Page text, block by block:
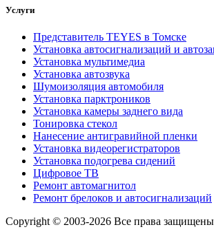
Услуги
Представитель TEYES в Томске
Установка автосигнализаций и
Установка мультимедиа
Установка автозвука
Шумоизоляция автомобиля
Установка парктроников
Установка камеры заднего вида
Тонировка стекол
Нанесение антигравийной пленки
Установка видеорегистраторов
Установка подогрева сидений
Цифровое ТВ
Ремонт автомагнитол
Ремонт брелоков и автосигнализаций
Copyright © 2003-2026 Все права